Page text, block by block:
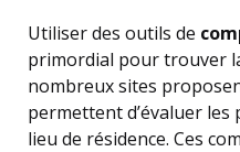
Utiliser des outils de
primordial pour trouver
nombreux sites
permettent d’évaluer
lieu de résidence. Ces